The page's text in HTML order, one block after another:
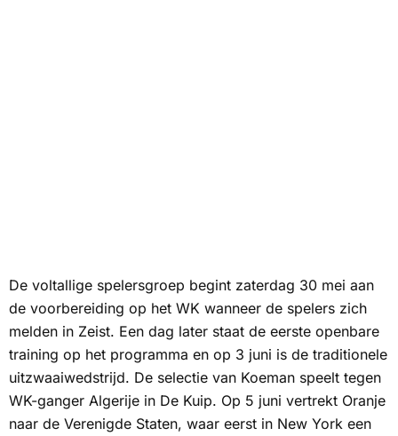
De voltallige spelersgroep begint zaterdag 30 mei aan
de voorbereiding op het WK wanneer de spelers zich
melden in Zeist. Een dag later staat de eerste openbare
training op het programma en op 3 juni is de traditionele
uitzwaaiwedstrijd. De selectie van Koeman speelt tegen
WK-ganger Algerije in De Kuip. Op 5 juni vertrekt Oranje
naar de Verenigde Staten, waar eerst in New York een